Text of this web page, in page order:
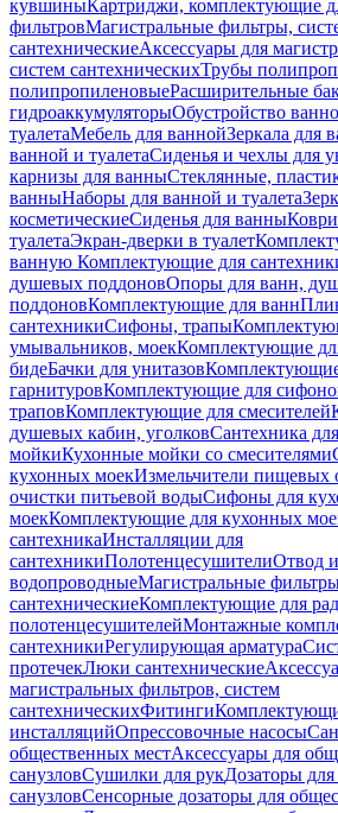
кувшиныКартриджи, комплектующие
фильтровМагистральные фильтры,
сантехническиеАксессуары для
систем сантехническихТрубы
полипропиленовыеРасширительные
гидроаккумуляторыОбустройство
туалетаМебель для ваннойЗеркала для
ванной и туалетаСиденья и чехлы для
карнизы для ванныСтеклянные,
ванныНаборы для ванной и туалета
косметическиеСиденья для ванны
туалетаЭкран-дверки в туалет
ванную Комплектующие для
душевых поддоновОпоры для ванн,
поддоновКомплектующие для ванн
сантехникиСифоны, трапы
умывальников, моекКомплектующие
бидеБачки для унитазов
гарнитуровКомплектующие для
траповКомплектующие для смесителей
душевых кабин, уголковСантехника
мойкиКухонные мойки со смесителями
кухонных моекИзмельчители пищевых
очистки питьевой водыСифоны для
моекКомплектующие для кухонных
сантехникаИнсталляции для
сантехникиПолотенцесушителиОтвод
водопроводныеМагистральные
сантехническиеКомплектующие для
полотенцесушителейМонтажные
сантехникиРегулирующая арматура
протечекЛюки сантехнические
магистральных фильтров, систем
сантехническихФитинги
инсталляцийОпрессовочные насосы
общественных местАксессуары для
санузловСушилки для рукДозаторы
санузловСенсорные дозаторы для